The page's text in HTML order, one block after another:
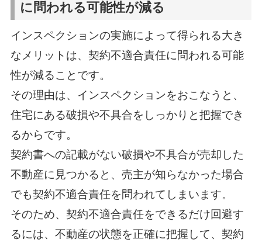
に問われる可能性が減る
インスペクションの実施によって得られる大き
なメリットは、契約不適合責任に問われる可能
性が減ることです。
その理由は、インスペクションをおこなうと、
住宅にある破損や不具合をしっかりと把握でき
るからです。
契約書への記載がない破損や不具合が売却した
不動産に見つかると、売主が知らなかった場合
でも契約不適合責任を問われてしまいます。
そのため、契約不適合責任をできるだけ回避す
るには、不動産の状態を正確に把握して、契約